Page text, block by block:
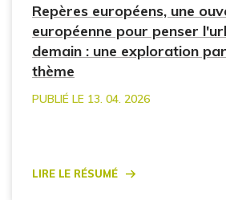
Repères européens, une
européenne pour penser
demain : une exploration
thème
PUBLIÉ LE 13. 04. 2026
Lire le résumé